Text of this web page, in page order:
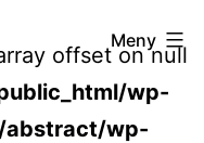
offset on null
wp-
abstract/wp-
Meny